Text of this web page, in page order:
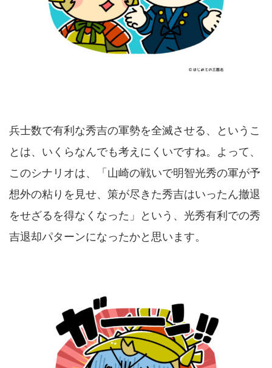
兵士数で有利な秀吉の軍勢を全滅させる、というこ
とは、いくらなんでも考えにくいですね。よって、
このシナリオは、「山崎の戦いで明智光秀の軍が予
想外の粘りを見せ、策が尽きた秀吉はいったん撤退
をせざるを得なくなった」という、光秀有利での秀
吉退却パターンになったかと思います。